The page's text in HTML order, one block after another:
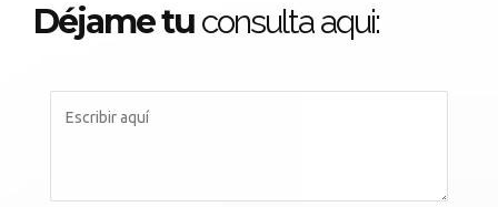
Déjame tu consulta aqui: